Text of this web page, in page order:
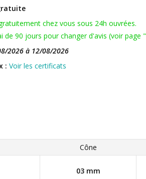
chez vous sous 24h ouvrées.
de 90 jours pour changer d'avis (voir page "
2026 à 12/08/2026
: Voir les certificats
Cône
03 mm